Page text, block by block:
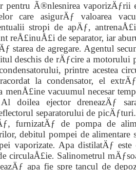
pentru Ã®nlesnirea
care asigurÄƒ valoarea
stropi de apÄƒ,
reÅ£inuÅ£i de separator, iar
starea de agregare. Agentul
deschis de rÄƒcire a motorului
printre acestea
la condensator, el
menÅ£ine vacuumul necesar
doilea ejector dreneazÄƒ
separatorului de
furnizatÄƒ de pompa de
debitul pompei de alimentare
vaporizate. Apa distilatÄƒ
circulaÅ£ie. Salinometrul
apa fie spre tancul de